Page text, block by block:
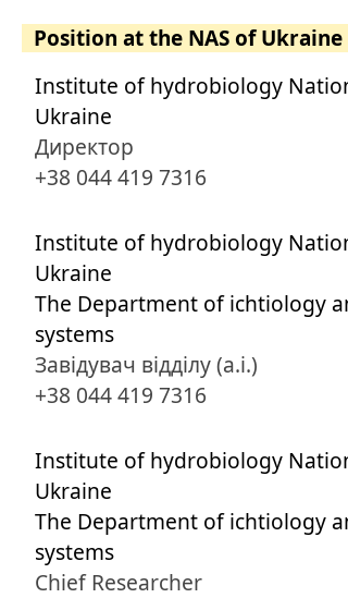
Position at the NAS of Ukraine
Institute of hydrobiology
Ukraine
Директор
+38 044 419 7316
Institute of hydrobiology
Ukraine
The Department of ichtiology
systems
Завідувач відділу (a.i.)
+38 044 419 7316
Institute of hydrobiology
Ukraine
The Department of ichtiology
systems
Chief Researcher